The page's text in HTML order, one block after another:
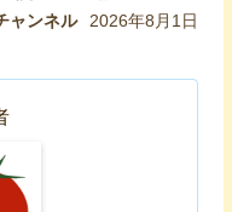
が生み出したので紹
ャンネル 2026年8月1日